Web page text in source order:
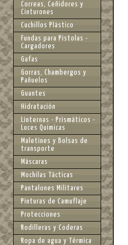
Correas, Ceñidores y
Cinturones
Cuchillos Plástico
Fundas para Pistolas -
Cargadores
Gafas
Gorras, Chambergos y
Pañuelos
Guantes
Hidratación
Linternas - Prismáticos -
Luces Químicas
Maletines y Bolsas de
transporte
Máscaras
Mochilas Tácticas
Pantalones Militares
Pinturas de Camuflaje
Protecciones
Rodilleras y Coderas
Ropa de agua y Térmica